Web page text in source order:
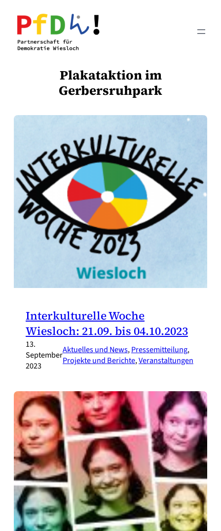
Inhalt
springen
Plakataktion im
Gerbersruhpark
Interkulturelle Woche
Wiesloch: 21.09. bis 04.10.2023
13.
September
2023
Aktuelles und News, Pressemitteilung
Projekte und Berichte, Veranstaltungen